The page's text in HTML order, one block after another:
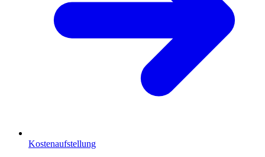
Kostenaufstellung